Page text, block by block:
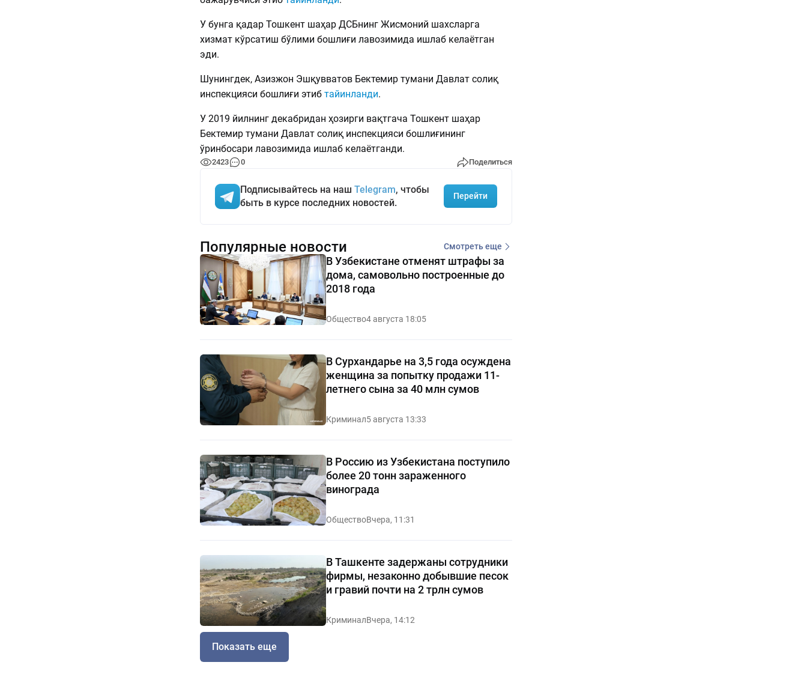
У бунга қадар Тошкент шаҳар ДСБнинг Жисмоний шахсларга
хизмат кўрсатиш бўлими бошлиғи лавозимида ишлаб келаётган
эди.
Шунингдек, Азизжон Эшқувватов Бектемир тумани Давлат солиқ
инспекцияси бошлиғи этиб тайинланди.
У 2019 йилнинг декабридан ҳозирги вақтгача Тошкент шаҳар
Бектемир тумани Давлат солиқ инспекцияси бошлиғининг
ўринбосари лавозимида ишлаб келаётганди.
2423 0 Поделиться
Подписывайтесь на наш Telegram, чтобы
быть в курсе последних новостей.
Перейти
Популярные новости Смотреть еще
В Узбекистане отменят штрафы за
дома, самовольно построенные до
2018 года
Общество4 августа 18:05
В Сурхандарье на 3,5 года осуждена
женщина за попытку продажи 11-
летнего сына за 40 млн сумов
Криминал5 августа 13:33
В Россию из Узбекистана поступило
более 20 тонн зараженного
винограда
ОбществоВчера, 11:31
В Ташкенте задержаны сотрудники
фирмы, незаконно добывшие песок
и гравий почти на 2 трлн сумов
КриминалВчера, 14:12
Показать еще